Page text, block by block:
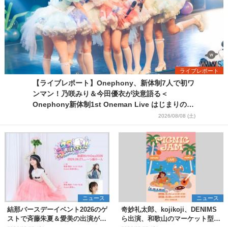
ライブレポート
【ライブレポート】Onephony、新体制7人で初ワ
ンマン！乃咲みり＆今田優衣が決意語る＜
Onephony新体制1st Oneman Live はじまりの夏
2026/08/08 (土)
ニュース
結那バースデーイベント2026のゲ
ストで斉藤朱夏＆愛美の出演が決
ニュース
奇妙礼太郎、kojikoji、DENIMS
ら出演、和歌山のマーケット型野